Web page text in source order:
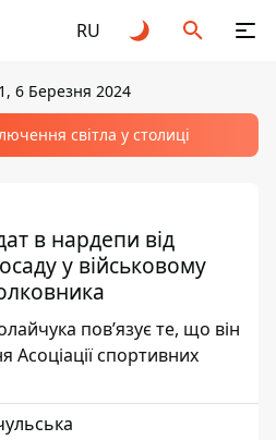
RU
6 Березня 2024
світла у столиці
в нардепи від
у військовому
пов’язує те, що він
Асоціації спортивних